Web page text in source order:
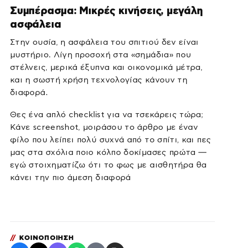
Συμπέρασμα: Μικρές κινήσεις, μεγάλη
ασφάλεια
Στην ουσία, η ασφάλεια του σπιτιού δεν είναι
μυστήριο. Λίγη προσοχή στα «σημάδια» που
στέλνεις, μερικά έξυπνα και οικονομικά μέτρα,
και η σωστή χρήση τεχνολογίας κάνουν τη
διαφορά.
Θες ένα απλό checklist για να τσεκάρεις τώρα;
Κάνε screenshot, μοιράσου το άρθρο με έναν
φίλο που λείπει πολύ συχνά από το σπίτι, και πες
μας στα σχόλια ποιο κόλπο δοκίμασες πρώτα —
εγώ στοιχηματίζω ότι το φως με αισθητήρα θα
κάνει την πιο άμεση διαφορά
// ΚΟΙΝΟΠΟΙΗΣΗ